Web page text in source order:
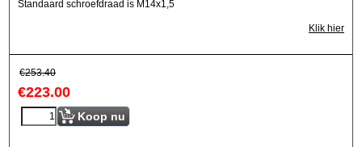
Standaard schroefdraad is M14x1,5
Klik hier
€253.40
€223.00
Koop nu